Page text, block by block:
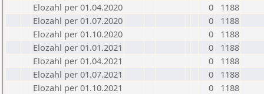
Elozahl per 01.04.2020
0
1188
Elozahl per 01.07.2020
0
1188
Elozahl per 01.10.2020
0
1188
Elozahl per 01.01.2021
0
1188
Elozahl per 01.04.2021
0
1188
Elozahl per 01.07.2021
0
1188
Elozahl per 01.10.2021
0
1188